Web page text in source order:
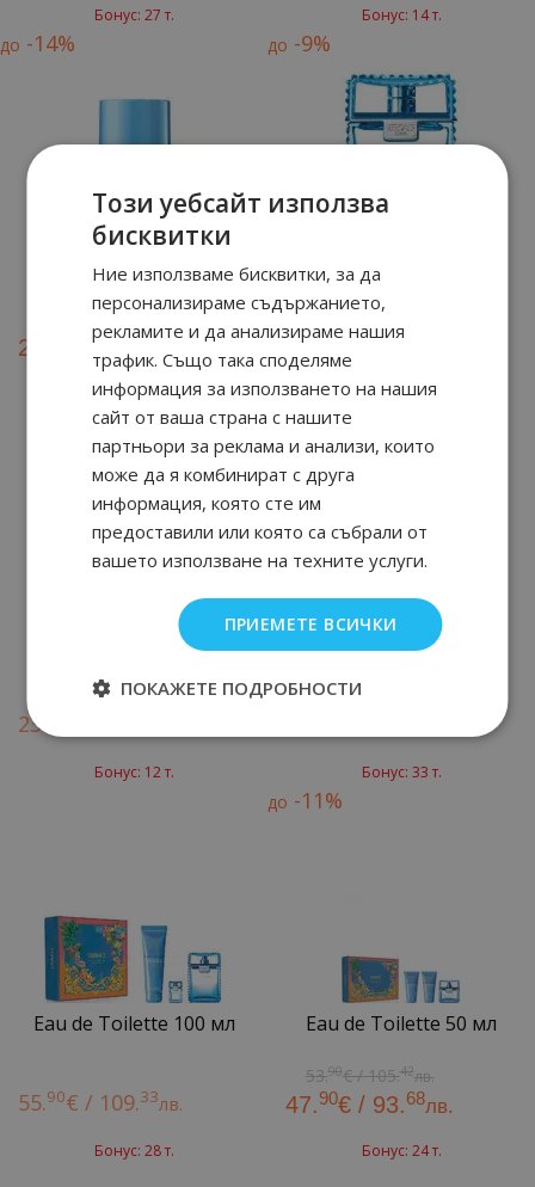
Бонус: 27 т. Бонус: 14 т.
до -14%
Део-стик 75 мл
€ / 55. 90
24. € / 47. 90 лв.
Бонус: 12 т.
до -9%
Афтършейв 100 мл
92 € / 85.
39. 83
Бонус: 20 т.
Афтършейв 75 мл
23.
Бонус: 12 т.
Eau de Toilette 100 мл
Бонус: 33 т.
Eau de Toilette 100 мл
55.90€ / 109.33лв.
Бонус: 28 т.
до -11%
Eau de Toilette 50 мл
53.90€ / 105.42лв.
47.90€ / 93.68лв.
Бонус: 24 т.
Този уебсайт използва
бисквитки
Ние използваме бисквитки, за да
персонализираме съдържанието,
рекламите и да анализираме нашия
трафик. Също така споделяме
информация за използването на нашия
сайт от ваша страна с нашите
партньори за реклама и анализи, които
може да я комбинират с друга
информация, която сте им
предоставили или която са събрали от
вашето използване на техните услуги.
ПРИЕМЕТЕ ВСИЧКИ
ПОКАЖЕТЕ ПОДРОБНОСТИ